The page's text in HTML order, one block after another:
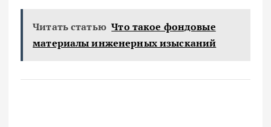
Читать статью Что такое фондовые
материалы инженерных изысканий